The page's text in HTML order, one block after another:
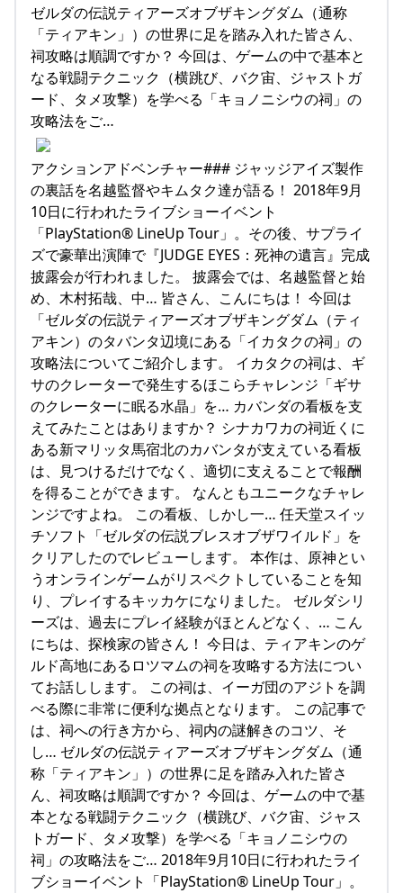
ゼルダの伝説ティアーズオブザキングダム（通称
「ティアキン」）の世界に足を踏み入れた皆さん、
祠攻略は順調ですか？ 今回は、ゲームの中で基本と
なる戦闘テクニック（横跳び、バク宙、ジャストガ
ード、タメ攻撃）を学べる「キョノニシウの祠」の
攻略法をご…
アクションアドベンチャー### ジャッジアイズ製作
の裏話を名越監督やキムタク達が語る！ 2018年9月
10日に行われたライブショーイベント
「PlayStation® LineUp Tour」。その後、サプライ
ズで豪華出演陣で『JUDGE EYES：死神の遺言』完成
披露会が行われました。 披露会では、名越監督と始
め、木村拓哉、中… 皆さん、こんにちは！ 今回は
「ゼルダの伝説ティアーズオブザキングダム（ティ
アキン）のタバンタ辺境にある「イカタクの祠」の
攻略法についてご紹介します。 イカタクの祠は、ギ
サのクレーターで発生するほこらチャレンジ「ギサ
のクレーターに眠る水晶」を… カバンダの看板を支
えてみたことはありますか？ シナカワカの祠近くに
ある新マリッタ馬宿北のカバンタが支えている看板
は、見つけるだけでなく、適切に支えることで報酬
を得ることができます。 なんともユニークなチャレ
ンジですよね。 この看板、しかし一… 任天堂スイッ
チソフト「ゼルダの伝説ブレスオブザワイルド」を
クリアしたのでレビューします。 本作は、原神とい
うオンラインゲームがリスペクトしていることを知
り、プレイするキッカケになりました。 ゼルダシリ
ーズは、過去にプレイ経験がほとんどなく、… こん
にちは、探検家の皆さん！ 今日は、ティアキンのゲ
ルド高地にあるロツマムの祠を攻略する方法につい
てお話しします。 この祠は、イーガ団のアジトを調
べる際に非常に便利な拠点となります。 この記事で
は、祠への行き方から、祠内の謎解きのコツ、そ
し… ゼルダの伝説ティアーズオブザキングダム（通
称「ティアキン」）の世界に足を踏み入れた皆さ
ん、祠攻略は順調ですか？ 今回は、ゲームの中で基
本となる戦闘テクニック（横跳び、バク宙、ジャス
トガード、タメ攻撃）を学べる「キョノニシウの
祠」の攻略法をご… 2018年9月10日に行われたライ
ブショーイベント「PlayStation® LineUp Tour」。